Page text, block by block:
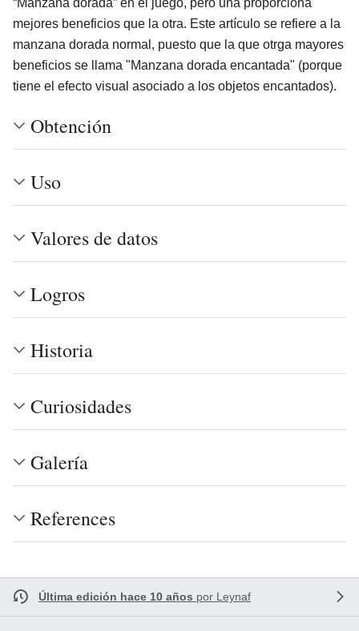
mejores beneficios que la otra. Este artículo se refiere a la
manzana dorada normal, puesto que la que otrga mayores
beneficios se llama "Manzana dorada encantada" (porque
tiene el efecto visual asociado a los objetos encantados).
Obtención
Uso
Valores de datos
Logros
Historia
Curiosidades
Galería
References
Última edición hace 10 años por Leynaf